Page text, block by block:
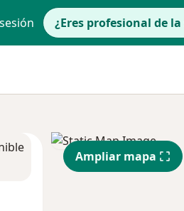
¿Eres profesional de
Ampliar mapa